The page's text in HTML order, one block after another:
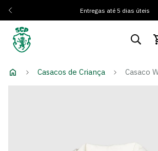
Entregas até 5 dias úteis
Casacos de Criança Casaco